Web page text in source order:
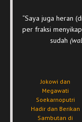
“Saya juga heran
per fraksi
sudah
Jokowi dan
Megawati
Soekarnoputri
Hadir dan Berikan
Sambutan di